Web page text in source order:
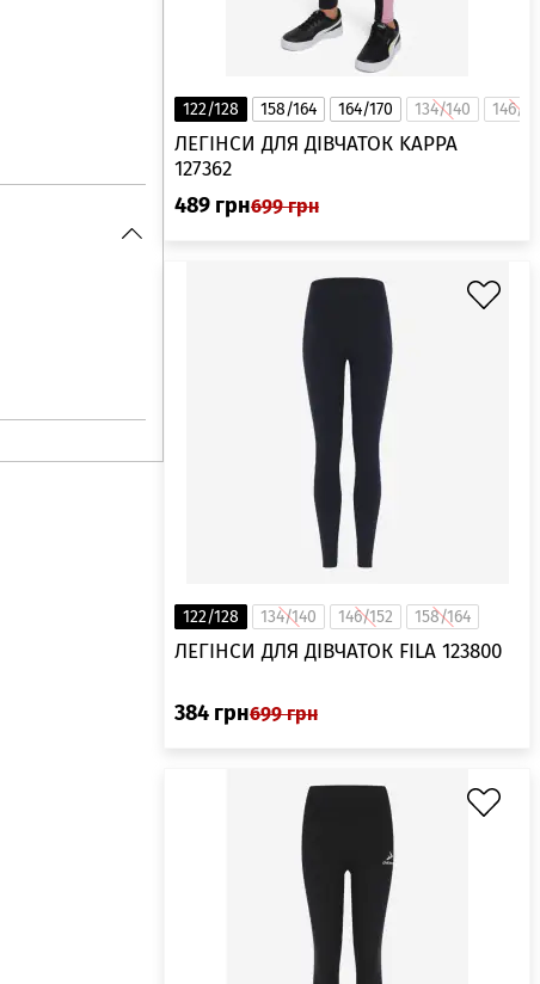
122/128 158/164 164/170 134/140 146/152
ЛЕГІНСИ ДЛЯ ДІВЧАТОК KAPPA
127362
489 грн699 грн
122/128 134/140 146/152 158/164
ЛЕГІНСИ ДЛЯ ДІВЧАТОК FILA 123800
384 грн699 грн